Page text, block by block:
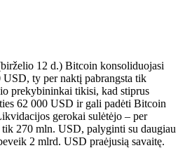
12 d.) Bitcoin konsoliduojasi
ty per naktį pabrangsta tik
prekybininkai tikisi, kad stiprus
62 000 USD ir gali padėti Bitcoin
gerokai sulėtėjo – per
tik 270 mln. USD, palyginti su daugiau
2 mlrd. USD praėjusią savaitę.